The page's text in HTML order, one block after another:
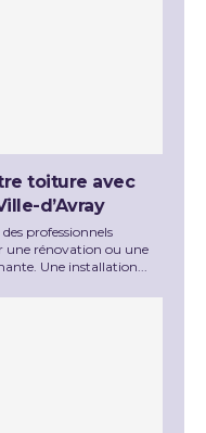
toiture avec
d’Avray
professionnels
une rénovation ou une
Une installation...